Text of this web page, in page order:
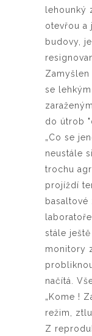
lehounký
otevřou a
budovy,
se
do útrob
„Co se
neustále
trochu
projíždí
stále
monitory
načítá.
„Kome !
režim,
Z